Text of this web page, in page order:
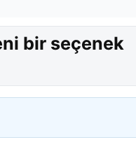
bir seçenek